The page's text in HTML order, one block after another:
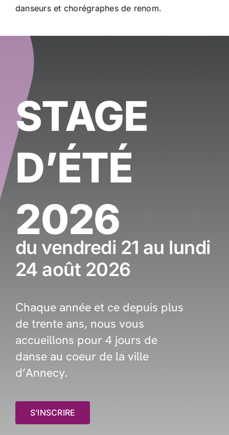
danseurs et chorégraphes de renom.
STAGE
D’ÉTÉ
2026
du vendredi 21 au lundi
24 août 2026
Chaque année et ce depuis plus
de trente ans, nous vous
accueillons pour 4 jours de
danse au coeur de la ville
d’Annecy.
S’INSCRIRE